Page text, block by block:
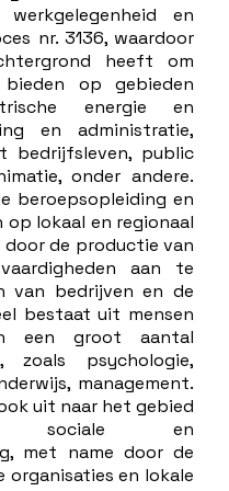
en
nr. 3136, waardoor
heeft om
op gebieden
energie en
en administratie,
bedrijfsleven, public
onder andere.
beroepsopleiding en
lokaal en regionaal
door de productie van
aan te
van bedrijven en de
bestaat uit mensen
een groot aantal
zoals psychologie,
management.
uit naar het gebied
sociale en
met name door de
organisaties en lokale